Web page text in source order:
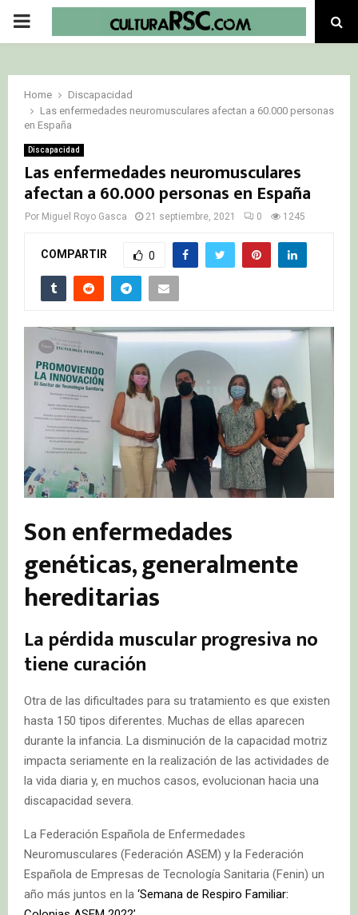
PRIMARY
Home
Discapacidad
Las enfermedades neuromusculares afectan a 60.000 personas
en España
Discapacidad
Las enfermedades neuromusculares
afectan a 60.000 personas en España
Por Miguel Royo Gasca 21 septiembre, 2021 0 1245
COMPARTIR 0
Son enfermedades
genéticas, generalmente
hereditarias
La pérdida muscular progresiva no
tiene curación
Otra de las dificultades para su tratamiento es que existen
hasta 150 tipos diferentes. Muchas de ellas aparecen
durante la infancia. La disminución de la capacidad motriz
impacta seriamente en la realización de las actividades de
la vida diaria y, en muchos casos, evolucionan hacia una
discapacidad severa.
La Federación Española de Enfermedades
Neuromusculares (Federación ASEM) y la Federación
Española de Empresas de Tecnología Sanitaria (Fenin) un
año más juntos en la ‘Semana de Respiro Familiar: